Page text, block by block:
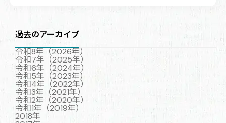
過去のアーカイブ
令和8年（2026年）
令和7年（2025年）
令和6年（2024年）
令和5年（2023年）
令和4年（2022年）
令和3年（2021年）
令和2年（2020年）
令和1年（2019年）
2018年